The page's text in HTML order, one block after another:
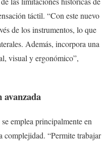
táctil. “Con este nuevo
de los instrumentos, lo que
Además, incorpora una
visual y ergonómico”,
emplea principalmente en
complejidad. “Permite trabajar